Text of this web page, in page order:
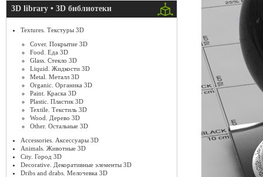
3D library • 3D библиотеки
Textures. Текстуры 3D
Cover. Покрытие 3D
Food. Еда 3D
Glass. Стекло 3D
Liquid. Жидкости 3D
Metal. Металл 3D
Organic. Органика 3D
Paint. Краска 3D
Plastic. Пластик 3D
Textile. Текстиль 3D
Wood. Дерево 3D
Other. Остальные 3D
Accessories. Аксессуары 3D
Animals. Животные 3D
City. Город 3D
Decorative. Декоративные элементы 3D
Dribs and drabs. Мелочевка 3D